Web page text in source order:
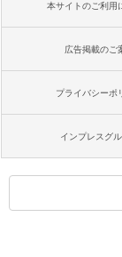
本サイトのご利用
広告掲載のご
プライバシーポ
インプレスグ